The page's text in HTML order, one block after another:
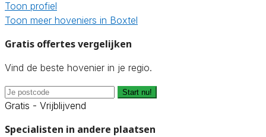
Toon profiel
Toon meer hoveniers in Boxtel
Gratis offertes vergelijken
Vind de beste hovenier in je regio.
Start nu!
Gratis - Vrijblijvend
Specialisten in andere plaatsen